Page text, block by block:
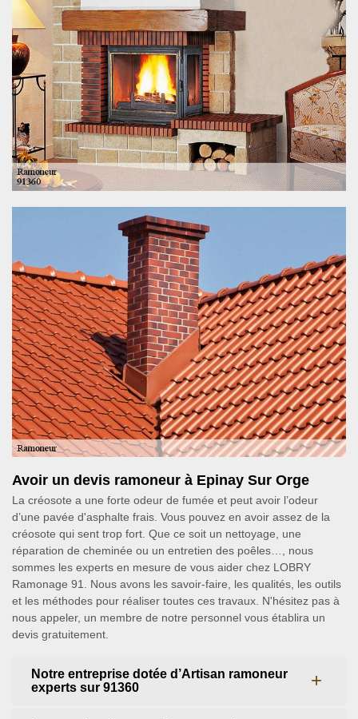
Avoir un devis ramoneur à Epinay Sur Orge
La créosote a une forte odeur de fumée et peut avoir l’odeur
d’une pavée d'asphalte frais. Vous pouvez en avoir assez de la
créosote qui sent trop fort. Que ce soit un nettoyage, une
réparation de cheminée ou un entretien des poêles…, nous
sommes les experts en mesure de vous aider chez LOBRY
Ramonage 91. Nous avons les savoir-faire, les qualités, les outils
et les méthodes pour réaliser toutes ces travaux. N'hésitez pas à
nous appeler, un membre de notre personnel vous établira un
devis gratuitement.
Notre entreprise dotée d’Artisan ramoneur
experts sur 91360